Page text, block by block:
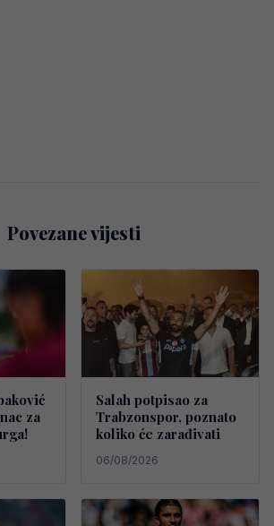
Povezane vijesti
za
Salah potpisao za
Trabzonspor, poznato
koliko će zarađivati
06/08/2026